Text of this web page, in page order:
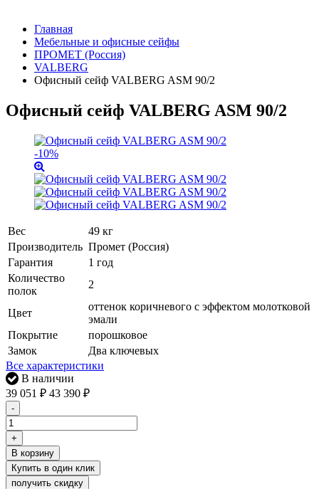
Главная
Мебельные и офисные сейфы
ПРОМЕТ (Россия)
VALBERG
Офисный сейф VALBERG ASM 90/2
Офисный сейф VALBERG ASM 90/2
-10%
Вес
49 кг
Производитель Промет (Россия)
Гарантия
1 год
Количество
полок
2
Цвет
оттенок коричневого с эффектом молотковой
эмали
Покрытие
порошковое
Замок
Два ключевых
Все характеристики
В наличии
39 051 ₽ 43 390 ₽
-
+
В корзину
получить скидку